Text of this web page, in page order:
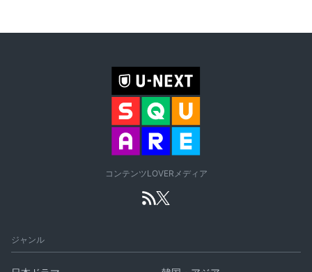
コンテンツLOVERメディア
ジャンル